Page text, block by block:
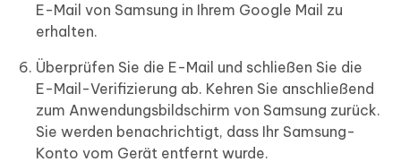
E-Mail von Samsung in Ihrem Google Mail zu
erhalten.
Überprüfen Sie die E-Mail und schließen Sie die
E-Mail-Verifizierung ab. Kehren Sie anschließend
zum Anwendungsbildschirm von Samsung zurück.
Sie werden benachrichtigt, dass Ihr Samsung-
Konto vom Gerät entfernt wurde.